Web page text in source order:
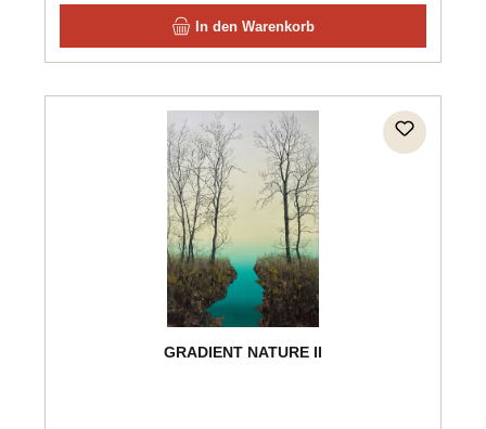
In den Warenkorb
GRADIENT NATURE II